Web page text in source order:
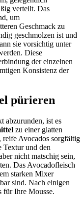
verteilt. Das
um
Geschmack zu
geschmolzen ist und
sie vorsichtig unter
Diese
der einzelnen
Konsistenz der
pürieren
abzurunden, ist es
zu einer glatten
reife Avocados sorgfältig
Textur und den
nicht matschig sein,
Das Avocadofleisch
starken Mixer
sind. Nach einigen
für Ihre Mousse.